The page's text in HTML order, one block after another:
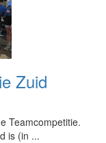
Zuid
Teamcompetitie.
is (in ...